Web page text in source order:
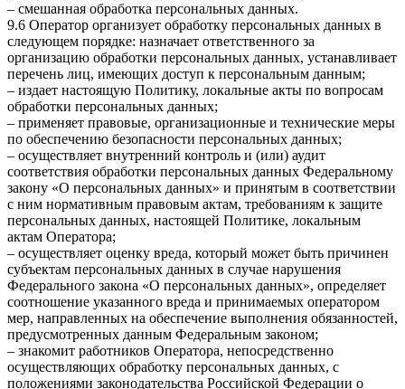
– смешанная обработка персональных данных.
9.6 Оператор организует обработку персональных данных в
следующем порядке: назначает ответственного за
организацию обработки персональных данных, устанавливает
перечень лиц, имеющих доступ к персональным данным;
– издает настоящую Политику, локальные акты по вопросам
обработки персональных данных;
– применяет правовые, организационные и технические меры
по обеспечению безопасности персональных данных;
– осуществляет внутренний контроль и (или) аудит
соответствия обработки персональных данных Федеральному
закону «О персональных данных» и принятым в соответствии
с ним нормативным правовым актам, требованиям к защите
персональных данных, настоящей Политике, локальным
актам Оператора;
– осуществляет оценку вреда, который может быть причинен
субъектам персональных данных в случае нарушения
Федерального закона «О персональных данных», определяет
соотношение указанного вреда и принимаемых оператором
мер, направленных на обеспечение выполнения обязанностей,
предусмотренных данным Федеральным законом;
– знакомит работников Оператора, непосредственно
осуществляющих обработку персональных данных, с
положениями законодательства Российской Федерации о